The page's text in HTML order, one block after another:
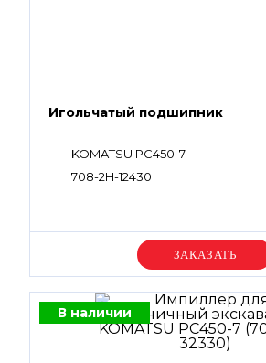
Игольчатый подшипник
KOMATSU PC450-7
708-2H-12430
Уточняйте цену
В наличии